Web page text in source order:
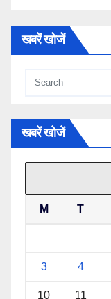
खबरें खोजें
खबरें खोजें
M T
3 4
10 11